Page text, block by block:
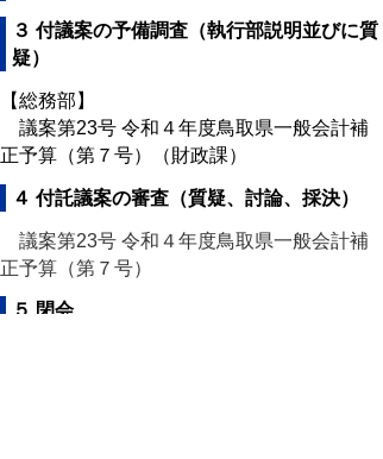
３ 付議案の予備調査（執行部説明並びに質
疑）
【総務部】
議案第23号 令和４年度鳥取県一般会計補
正予算（第７号）（財政課）
４ 付託議案の審査（質疑、討論、採決）
議案第23号 令和４年度鳥取県一般会計補
正予算（第７号）
５ 閉会